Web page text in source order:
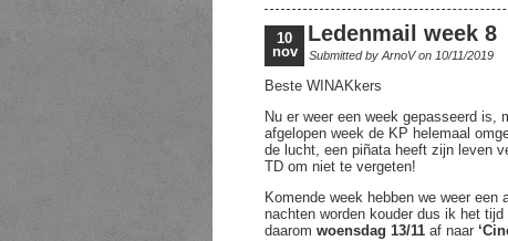
10
nov
Ledenmail week 8
Submitted by ArnoVon 10/11/2019
Beste WINAKkers
Nu er weer een week gepasseerd is,
afgelopen week de KP helemaal
de lucht, een piñata heeft zijn leven
TD om niet te vergeten!
Komende week hebben we weer
nachten worden kouder dus ik het
daarom woensdag 13/11 af naar